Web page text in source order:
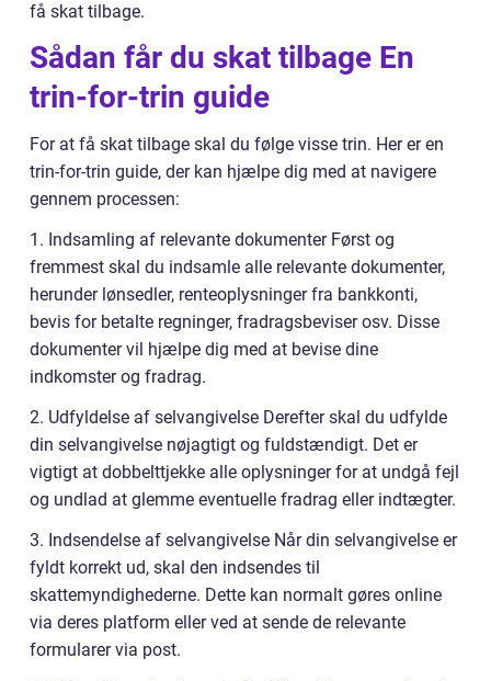
få skat tilbage.
Sådan får du skat tilbage En
trin-for-trin guide
For at få skat tilbage skal du følge visse trin. Her er en
trin-for-trin guide, der kan hjælpe dig med at navigere
gennem processen:
1. Indsamling af relevante dokumenter Først og
fremmest skal du indsamle alle relevante dokumenter,
herunder lønsedler, renteoplysninger fra bankkonti,
bevis for betalte regninger, fradragsbeviser osv. Disse
dokumenter vil hjælpe dig med at bevise dine
indkomster og fradrag.
2. Udfyldelse af selvangivelse Derefter skal du udfylde
din selvangivelse nøjagtigt og fuldstændigt. Det er
vigtigt at dobbelttjekke alle oplysninger for at undgå fejl
og undlad at glemme eventuelle fradrag eller indtægter.
3. Indsendelse af selvangivelse Når din selvangivelse er
fyldt korrekt ud, skal den indsendes til
skattemyndighederne. Dette kan normalt gøres online
via deres platform eller ved at sende de relevante
formularer via post.